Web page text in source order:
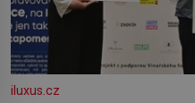
iluxus.cz